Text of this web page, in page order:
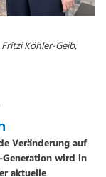
Köhler-Geib,
Veränderung auf
wird in